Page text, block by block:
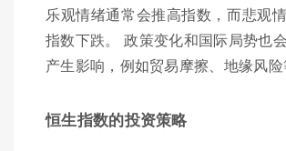
乐观情绪通常会推高指数，而悲观
指数下跌。 政策变化和国际局势也
产生影响，例如贸易摩擦、地缘风险
恒生指数的投资策略